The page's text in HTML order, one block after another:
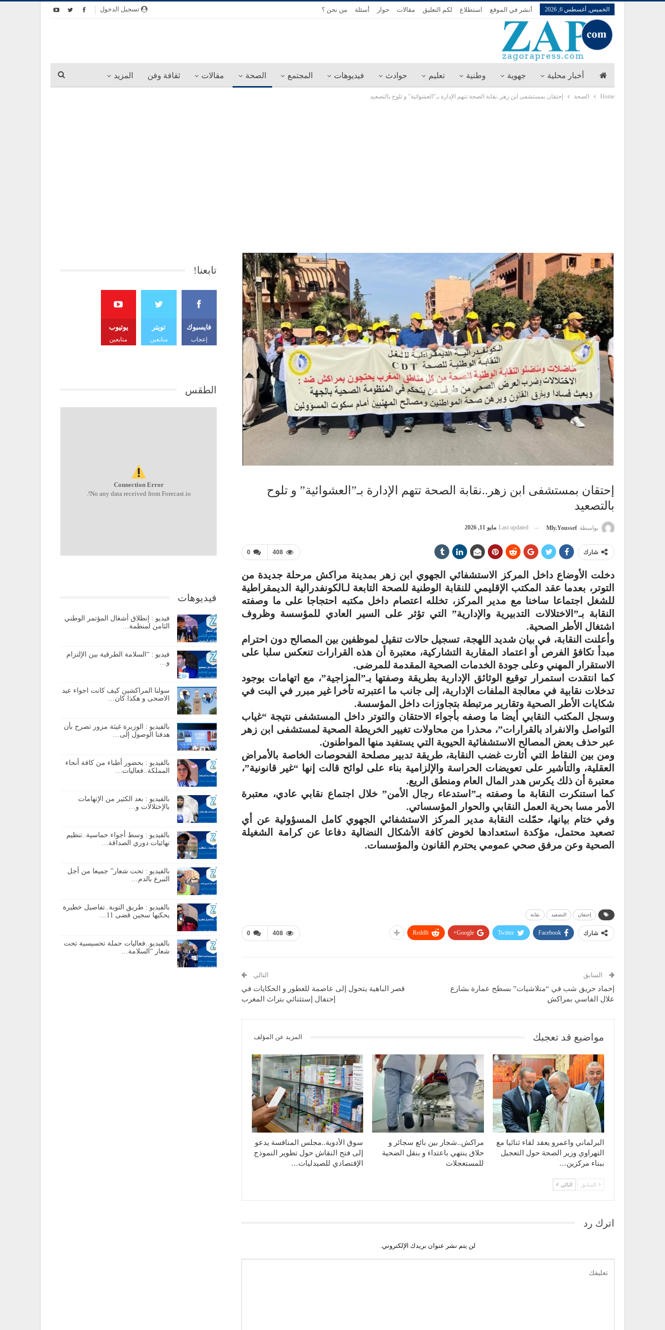
تسجيل الدخول الخميس, أغسطس 6, 2026 أنشر في الموقع استطلاع لكم التعليق مقالات حوار أسئلة من نحن ؟
أخبار محلية جهوية وطنية تعليم حوادث فيديوهات المجتمع الصحة مقالات ثقافة وفن المزيد
Home الصحة إحتقان بمستشفى ابن زهر..نقابة الصحة تتهم الإدارة بـ”العشوائية” و تلوح بالتصعيد
إحتقان بمستشفى ابن زهر..نقابة الصحة تتهم الإدارة بـ”العشوائية” و تلوح
بالتصعيد
بواسطة Mly.youssef
Last updated مايو 11, 2026
0 408 شارك
دخلت الأوضاع داخل المركز الاستشفائي الجهوي ابن زهر بمدينة مراكش مرحلة جديدة من
التوتر، بعدما عقد المكتب الإقليمي للنقابة الوطنية للصحة التابعة لـالكونفدرالية الديمقراطية
للشغل اجتماعا ساخنا مع مدير المركز، تخلله اعتصام داخل مكتبه احتجاجا على ما وصفته
النقابة بـ”الاختلالات التدبيرية والإدارية” التي تؤثر على السير العادي للمؤسسة وظروف
اشتغال الأطر الصحية.
وأعلنت النقابة، في بيان شديد اللهجة، تسجيل حالات تنقيل لموظفين بين المصالح دون احترام
مبدأ تكافؤ الفرص أو اعتماد المقاربة التشاركية، معتبرة أن هذه القرارات تنعكس سلبا على
الاستقرار المهني وعلى جودة الخدمات الصحية المقدمة للمرضى.
كما انتقدت استمرار توقيع الوثائق الإدارية بطريقة وصفتها بـ”المزاجية”، مع اتهامات بوجود
تدخلات نقابية في معالجة الملفات الإدارية، إلى جانب ما اعتبرته تأخرا غير مبرر في البت في
شكايات الأطر الصحية وتقارير مرتبطة بتجاوزات داخل المؤسسة.
وسجل المكتب النقابي أيضا ما وصفه بأجواء الاحتقان والتوتر داخل المستشفى نتيجة “غياب
التواصل والانفراد بالقرارات”، محذرا من محاولات تغيير الخريطة الصحية لمستشفى ابن زهر
عبر حذف بعض المصالح الاستشفائية الحيوية التي يستفيد منها المواطنون.
ومن بين النقاط التي أثارت غضب النقابة، طريقة تدبير مصلحة الفحوصات الخاصة بالأمراض
العقلية، والتأشير على تعويضات الحراسة والإلزامية بناء على لوائح قالت إنها “غير قانونية”،
معتبرة أن ذلك يكرس هدر المال العام ومنطق الريع.
كما استنكرت النقابة ما وصفته بـ”استدعاء رجال الأمن” خلال اجتماع نقابي عادي، معتبرة
الأمر مسا بحرية العمل النقابي والحوار المؤسساتي.
وفي ختام بيانها، حمّلت النقابة مدير المركز الاستشفائي الجهوي كامل المسؤولية عن أي
تصعيد محتمل، مؤكدة استعدادها لخوض كافة الأشكال النضالية دفاعا عن كرامة الشغيلة
الصحية وعن مرفق صحي عمومي يحترم القانون والمؤسسات.
إحتقان التصعيد نقابة
0 408 شارك Facebook
Twitter
Google+
ReddIt
السابق
إخماد حريق شب في “متلاشيات” بسطح عمارة بشارع
علال الفاسي بمراكش
التالي
قصر الباهية يتحول إلى عاصمة للعطور و الحكايات في
إحتفال إستثنائي بتراث المغرب
مواضيع قد تعجبك المزيد عن المؤلف
البرلماني واعمرو يعقد لقاء ثنائيا مع
التهراوي وزير الصحة حول التعجيل
ببناء مركزين…
مراكش..شجار بين بائع سجائر و
حلاق ينتهي باعتداء و بنقل الضحية
للمستعجلات
سوق الأدوية..مجلس المنافسة يدعو
إلى فتح النقاش حول تطوير النموذج
الإقتصادي للصيدليات…
السابق التالي
اترك رد
لن يتم نشر عنوان بريدك الإلكتروني.
تابعنا!
فايسبوك
إعجاب
تويتر
متابعين
يوتيوب
متابعين
الطقس
Connection Error
No any data received from Forecast.io!.
فيديوهات
فيديو : إنطلاق أشغال المؤتمر الوطني
الثامن لمنظمة…
فيديو : “السلامة الطرقية بين الإلتزام
و…
سولنا المراكشين كيف كانت اجواء عيد
الاضحى و هكذا كان…
بالفيديو : الوزيرة غيثة مزور تصرح بأن
هدفنا الوصول إلى…
بالفيديو : بحضور أطباء من كافة أنحاء
المملكة..فعاليات…
بالفيديو : بعد الكثير من الإتهامات
بالإختلالات و…
بالفيديو : وسط أجواء حماسية..تنظيم
نهائيات دوري الصداقة…
بالفيديو : تحت شعار” جميعا من أجل
التبرع بالدم…
بالفيديو : طريق التوبة..تفاصيل خطيرة
يحكيها سجين قضى 11…
بالفيديو..فعاليات حملة تحسيسية تحت
شعار “السلامة…